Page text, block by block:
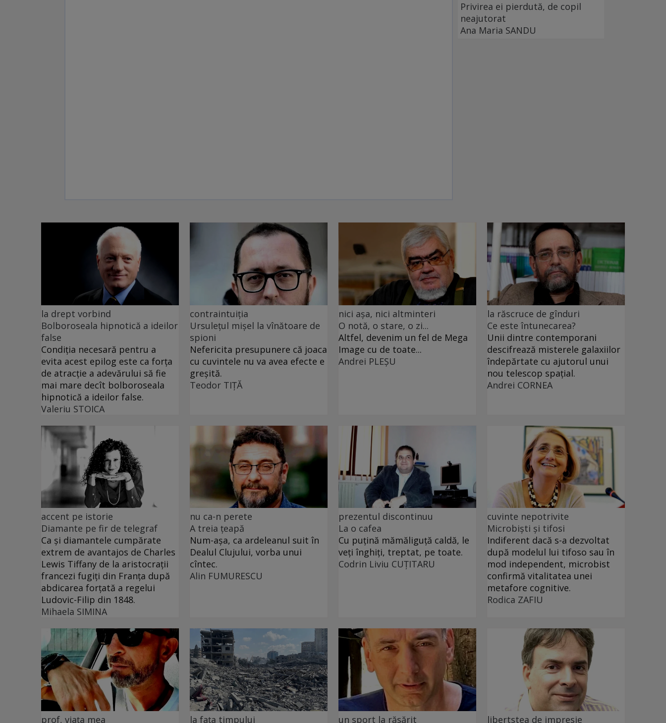
Privirea ei pierdută, de copil
neajutorat
Ana Maria SANDU
la drept vorbind
Bolboroseala hipnotică a ideilor
false
Condiția necesară pentru a
evita acest epilog este ca forța
de atracție a adevărului să fie
mai mare decît bolboroseala
hipnotică a ideilor false.
Valeriu STOICA
contraintuiția
Ursulețul mișel la vînătoare de
spioni
Nefericita presupunere că joaca
cu cuvintele nu va avea efecte e
greșită.
Teodor TIŢĂ
nici așa, nici altminteri
O notă, o stare, o zi...
Altfel, devenim un fel de Mega
Image cu de toate...
Andrei PLEŞU
la răscruce de gînduri
Ce este întunecarea?
Unii dintre contemporani
descifrează misterele galaxiilor
îndepărtate cu ajutorul unui
nou telescop spațial.
Andrei CORNEA
accent pe istorie
Diamante pe fir de telegraf
Ca și diamantele cumpărate
extrem de avantajos de Charles
Lewis Tiffany de la aristocrații
francezi fugiți din Franța după
abdicarea forțată a regelui
Ludovic-Filip din 1848.
Mihaela SIMINA
nu ca-n perete
A treia țeapă
Num-așa, ca ardeleanul suit în
Dealul Clujului, vorba unui
cîntec.
Alin FUMURESCU
prezentul discontinuu
La o cafea
Cu puţină mămăliguţă caldă, le
veţi înghiţi, treptat, pe toate.
Codrin Liviu CUŢITARU
cuvinte nepotrivite
Microbiști și tifosi
Indiferent dacă s-a dezvoltat
după modelul lui tifoso sau în
mod independent, microbist
confirmă vitalitatea unei
metafore cognitive.
Rodica ZAFIU
prof, viața mea la fața timpului un sport la răsărit libertstea de impresie